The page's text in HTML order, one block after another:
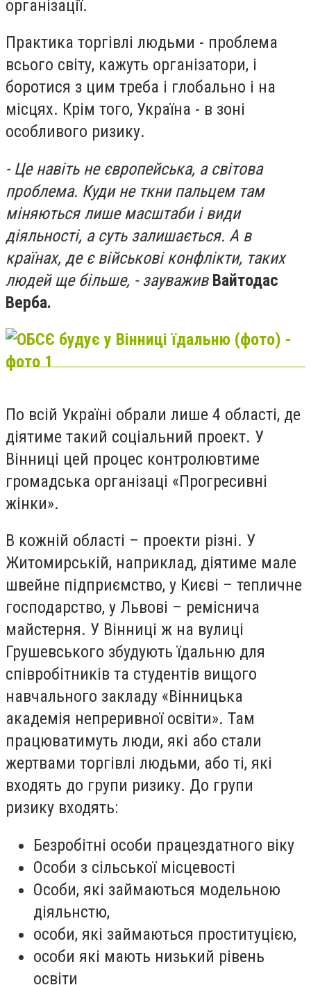
організації.
Практика торгівлі людьми - проблема
всього світу, кажуть організатори, і
боротися з цим треба і глобально і на
місцях. Крім того, Україна - в зоні
особливого ризику.
- Це навіть не європейська, а світова
проблема. Куди не ткни пальцем там
міняються лише масштаби і види
діяльності, а суть залишається. А в
країнах, де є військові конфлікти, таких
людей ще більше, - зауважив Вайтодас
Верба.
По всій Україні обрали лише 4 області, де
діятиме такий соціальний проект. У
Вінниці цей процес контролювтиме
громадська організаці «Прогресивні
жінки».
В кожній області – проекти різні. У
Житомирській, наприклад, діятиме мале
швейне підприємство, у Києві – тепличне
господарство, у Львові – реміснича
майстерня. У Вінниці ж на вулиці
Грушевського збудують їдальню для
співробітників та студентів вищого
навчального закладу «Вінницька
академія непреривної освіти». Там
працюватимуть люди, які або стали
жертвами торгівлі людьми, або ті, які
входять до групи ризику. До групи
ризику входять:
Безробітні особи працездатного віку
Особи з сільської місцевості
Особи, які займаються модельною
діяльнстю,
особи, які займаються проституцією,
особи які мають низький рівень
освіти